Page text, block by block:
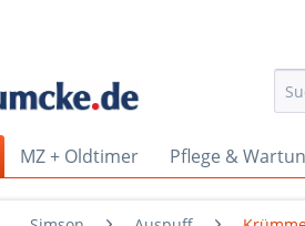
MZ + Oldtimer Pflege &